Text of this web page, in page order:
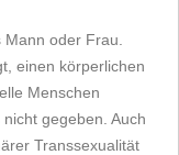
oder Frau.
einen körperlichen
Menschen
gegeben. Auch
Transsexualität